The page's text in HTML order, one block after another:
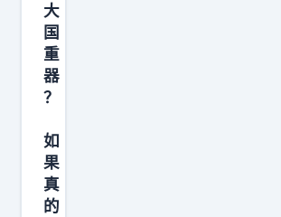
大
国
重
器
？
如
果
真
的